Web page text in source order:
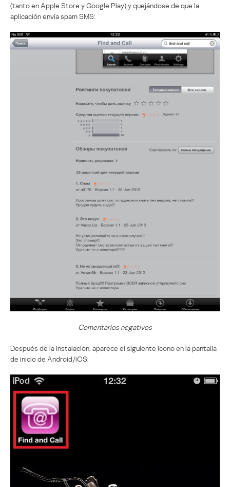
(tanto en Apple Store y Google Play) y quejándose de que la
aplicación envía spam SMS:
Comentarios negativos
Después de la instalación, aparece el siguiente icono en la pantalla
de inicio de Android/iOS: